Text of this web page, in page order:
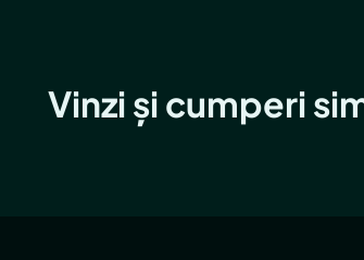
Vinzi și cumperi